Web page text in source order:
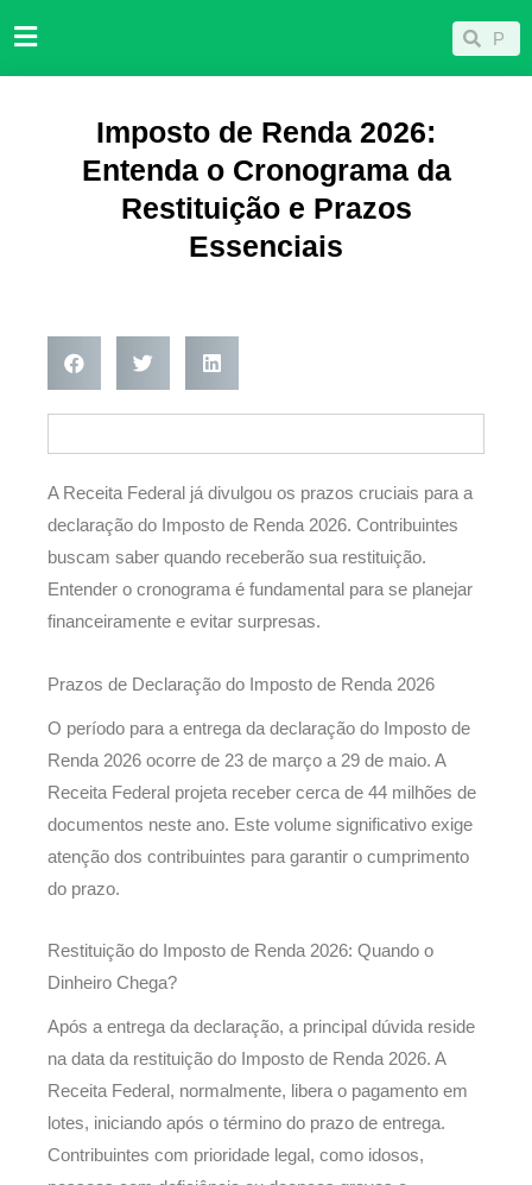
para
Pesquisar
Imposto de Renda 2026:
Entenda o Cronograma da
Restituição e Prazos
Essenciais
A Receita Federal já divulgou os prazos cruciais para a
declaração do Imposto de Renda 2026. Contribuintes
buscam saber quando receberão sua restituição.
Entender o cronograma é fundamental para se planejar
financeiramente e evitar surpresas.
Prazos de Declaração do Imposto de Renda 2026
O período para a entrega da declaração do Imposto de
Renda 2026 ocorre de 23 de março a 29 de maio. A
Receita Federal projeta receber cerca de 44 milhões de
documentos neste ano. Este volume significativo exige
atenção dos contribuintes para garantir o cumprimento
do prazo.
Restituição do Imposto de Renda 2026: Quando o
Dinheiro Chega?
Após a entrega da declaração, a principal dúvida reside
na data da restituição do Imposto de Renda 2026. A
Receita Federal, normalmente, libera o pagamento em
lotes, iniciando após o término do prazo de entrega.
Contribuintes com prioridade legal, como idosos,